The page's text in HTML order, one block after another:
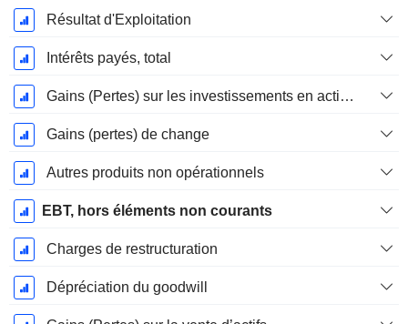
Résultat d'Exploitation
Intérêts payés, total
Gains (Pertes) sur les investissements en actions
Gains (pertes) de change
Autres produits non opérationnels
EBT, hors éléments non courants
Charges de restructuration
Dépréciation du goodwill